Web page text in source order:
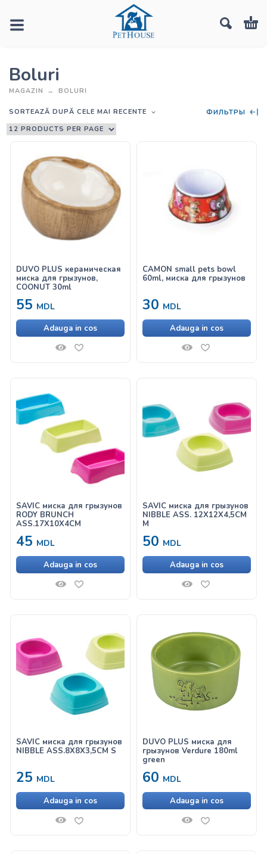
Boluri
MAGAZIN BOLURI
SORTEAZĂ DUPĂ CELE MAI RECENTE ФИЛЬТРЫ
DUVO PLUS керамическая
миска для грызунов,
COONUT 30ml
55 MDL
Adauga in cos
CAMON small pets bowl
60ml, миска для грызунов
30 MDL
Adauga in cos
SAVIC миска для грызунов
RODY BRUNCH
ASS.17X10X4CM
45 MDL
Adauga in cos
SAVIC миска для грызунов
NIBBLE ASS. 12X12X4,5CM
M
50 MDL
Adauga in cos
SAVIC миска для грызунов
NIBBLE ASS.8X8X3,5CM S
25 MDL
Adauga in cos
DUVO PLUS миска для
грызунов Verdure 180ml
green
60 MDL
Adauga in cos